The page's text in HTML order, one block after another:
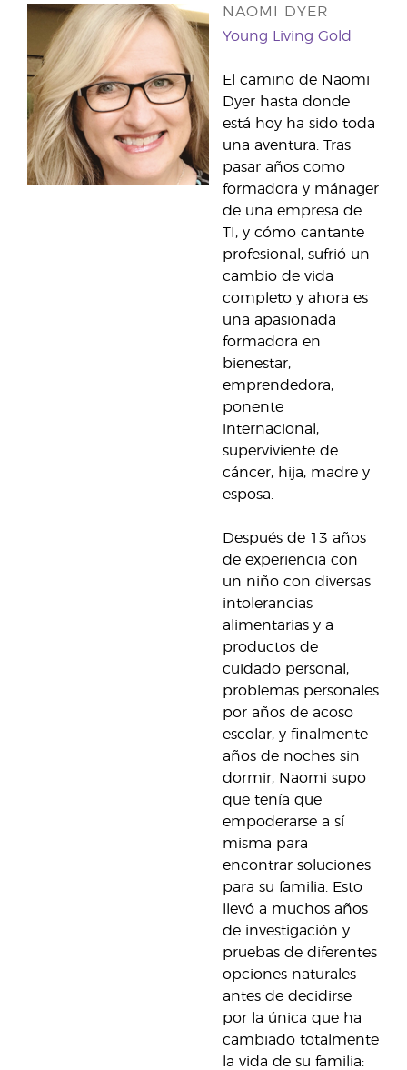
NAOMI DYER
Young Living Gold
El camino de Naomi
Dyer hasta donde
está hoy ha sido toda
una aventura. Tras
pasar años como
formadora y mánager
de una empresa de
TI, y cómo cantante
profesional, sufrió un
cambio de vida
completo y ahora es
una apasionada
formadora en
bienestar,
emprendedora,
ponente
internacional,
superviviente de
cáncer, hija, madre y
esposa.
Después de 13 años
de experiencia con
un niño con diversas
intolerancias
alimentarias y a
productos de
cuidado personal,
problemas personales
por años de acoso
escolar, y finalmente
años de noches sin
dormir, Naomi supo
que tenía que
empoderarse a sí
misma para
encontrar soluciones
para su familia. Esto
llevó a muchos años
de investigación y
pruebas de diferentes
opciones naturales
antes de decidirse
por la única que ha
cambiado totalmente
la vida de su familia: